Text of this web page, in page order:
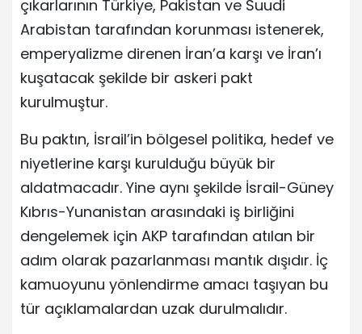
çıkarlarının Türkiye, Pakistan ve Suudi
Arabistan tarafından korunması istenerek,
emperyalizme direnen İran’a karşı ve İran’ı
kuşatacak şekilde bir askeri pakt
kurulmuştur.
Bu paktın, İsrail’in bölgesel politika, hedef ve
niyetlerine karşı kurulduğu büyük bir
aldatmacadır. Yine aynı şekilde İsrail-Güney
Kıbrıs-Yunanistan arasındaki iş birliğini
dengelemek için AKP tarafından atılan bir
adım olarak pazarlanması mantık dışıdır. İç
kamuoyunu yönlendirme amacı taşıyan bu
tür açıklamalardan uzak durulmalıdır.